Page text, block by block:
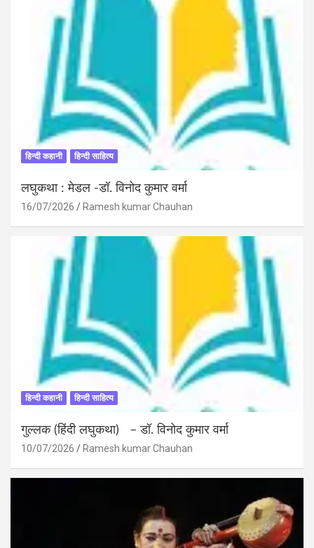
हिन्दी कहानी हिन्दी साहित्य
लघुकथा : मेडल -डॉ. विनोद कुमार वर्मा
16/07/2026 Ramesh kumar Chauhan
हिन्दी कहानी हिन्दी साहित्य
गुल्लक (हिंदी लघुकथा) – डॉ. विनोद कुमार वर्मा
10/07/2026 Ramesh kumar Chauhan